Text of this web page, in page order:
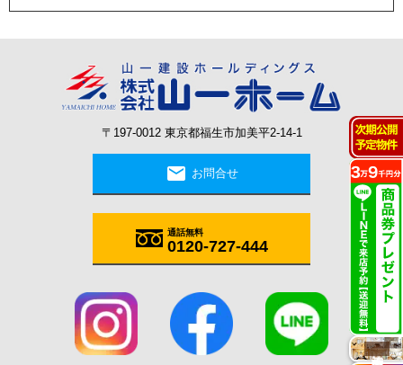
〒197-0012 東京都福生市加美平2-14-1
mail お問合せ
通話無料
0120-727-444
施工実例